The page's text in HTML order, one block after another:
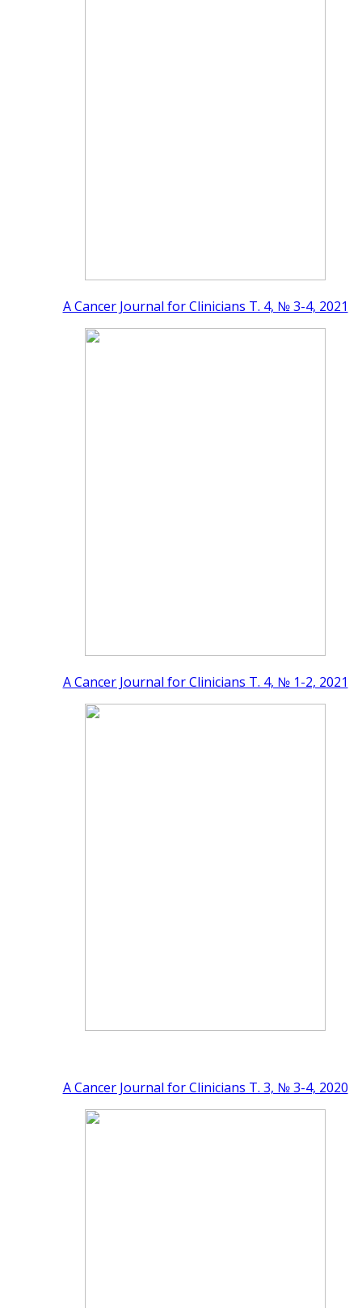
A Cancer Journal for Clinicians Т. 4, № 3-4, 2021
A Cancer Journal for Clinicians Т. 4, № 1-2, 2021
A Cancer Journal for Clinicians Т. 3, № 3-4, 2020